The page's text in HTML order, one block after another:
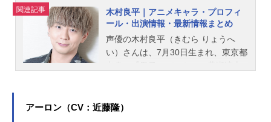
関連記事
木村良平｜アニメキャラ・プロフィ
ール・出演情報・最新情報まとめ
声優の木村良平（きむら りょうへ
い）さんは、7月30日生まれ、東京都
多く演じています。こちらでは、木
アーロン（CV：近藤隆）